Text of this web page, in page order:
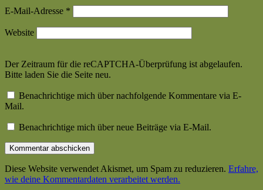
E-Mail-Adresse *
Website
Der Zeitraum für die reCAPTCHA-Überprüfung ist abgelaufen.
Bitte laden Sie die Seite neu.
Benachrichtige mich über nachfolgende Kommentare via E-
Mail.
Benachrichtige mich über neue Beiträge via E-Mail.
Diese Website verwendet Akismet, um Spam zu reduzieren. Erfahre,
wie deine Kommentardaten verarbeitet werden.